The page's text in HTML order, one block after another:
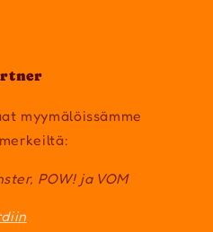
myymälöissämme
POW! ja VOM